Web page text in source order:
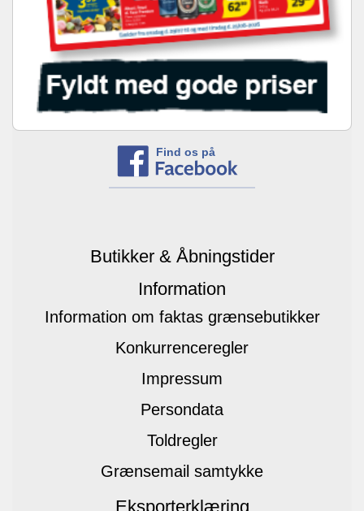
Find os på
Butikker & Åbningstider
Information
Information om faktas grænsebutikker
Konkurrenceregler
Impressum
Persondata
Toldregler
Grænsemail samtykke
Eksporterklæring